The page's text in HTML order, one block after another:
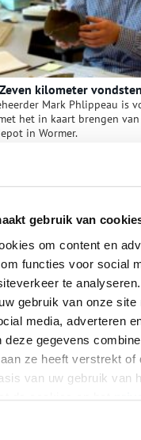
gebruik van
om content en
functies voor social
te
gebruik van onze site
media, adverteren
deze gegevens
ze heeft verstrekt of
van uw gebruik van
kilometer vondsten
Mark Phlippeau is
het in kaart brengen
in Wormer.
van Voorne
‘Het Atelier van Toen’ is
kleding. Voor
kledingstukken,